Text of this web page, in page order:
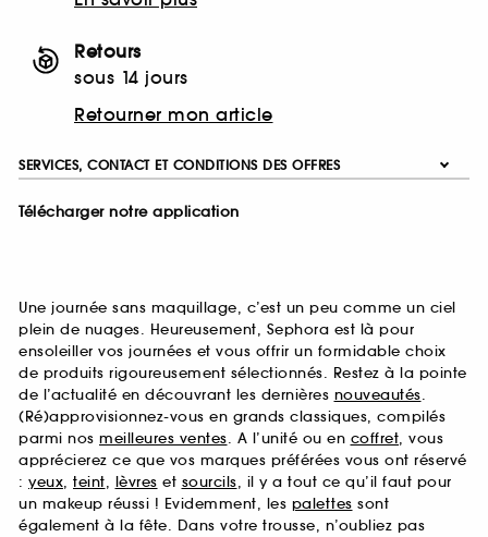
Retours
sous 14 jours
Retourner mon article
SERVICES, CONTACT ET CONDITIONS DES OFFRES
Télécharger notre application
Une journée sans maquillage, c’est un peu comme un ciel
plein de nuages. Heureusement, Sephora est là pour
ensoleiller vos journées et vous offrir un formidable choix
de produits rigoureusement sélectionnés. Restez à la pointe
de l’actualité en découvrant les dernières nouveautés.
(Ré)approvisionnez-vous en grands classiques, compilés
parmi nos meilleures ventes. A l’unité ou en coffret, vous
apprécierez ce que vos marques préférées vous ont réservé
: yeux, teint, lèvres et sourcils, il y a tout ce qu’il faut pour
un makeup réussi ! Evidemment, les palettes sont
également à la fête. Dans votre trousse, n’oubliez pas